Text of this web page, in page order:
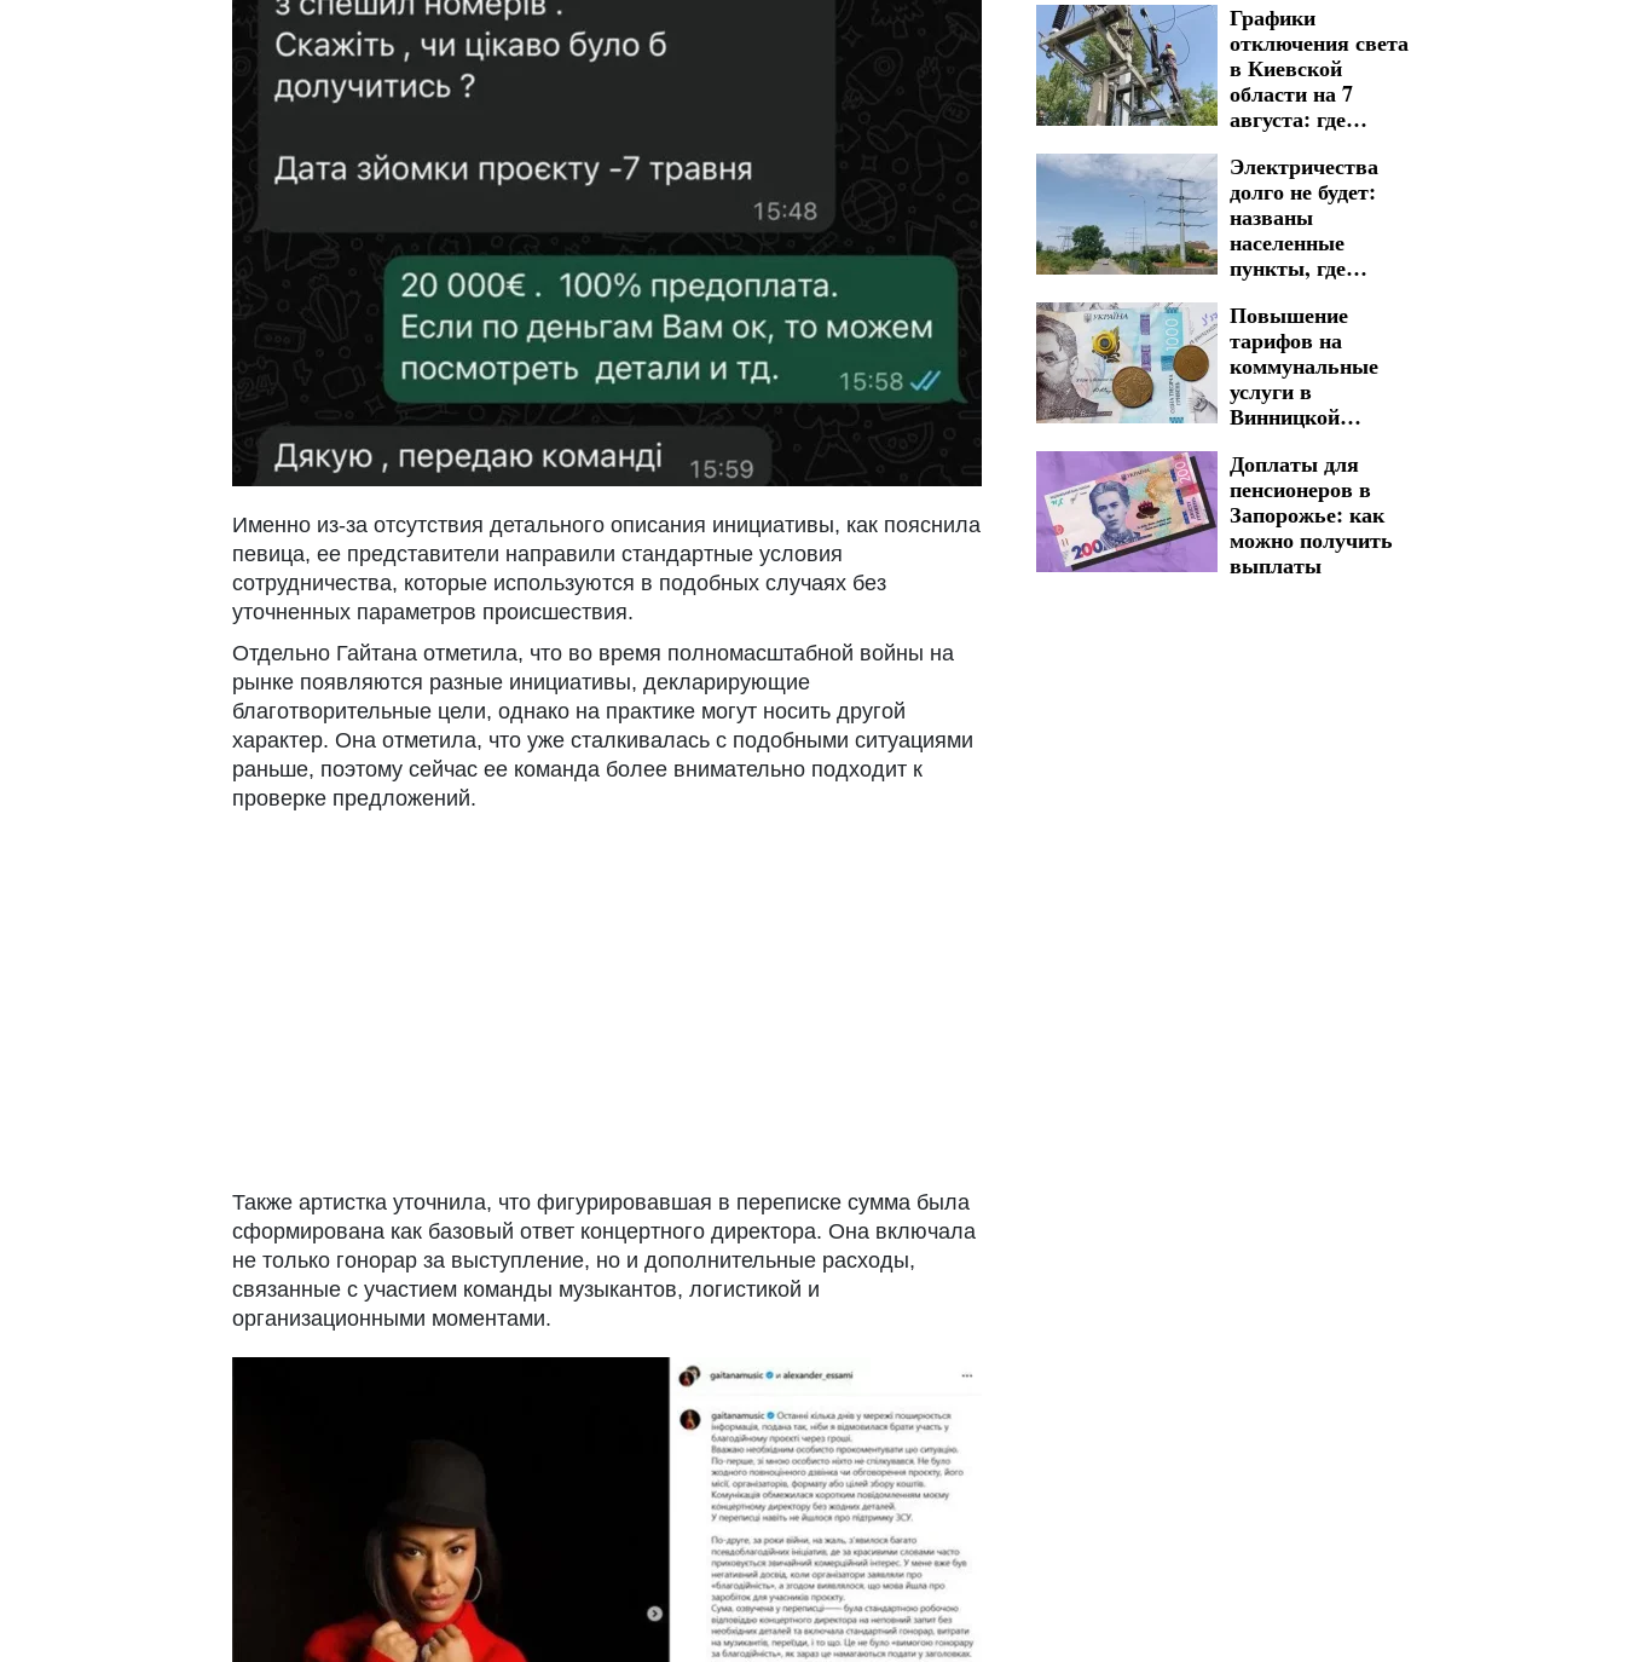
Именно из-за отсутствия детального описания инициативы, как пояснила
певица, ее представители направили стандартные условия
сотрудничества, которые используются в подобных случаях без
уточненных параметров происшествия.
Отдельно Гайтана отметила, что во время полномасштабной войны на
рынке появляются разные инициативы, декларирующие
благотворительные цели, однако на практике могут носить другой
характер. Она отметила, что уже сталкивалась с подобными ситуациями
раньше, поэтому сейчас ее команда более внимательно подходит к
проверке предложений.
Также артистка уточнила, что фигурировавшая в переписке сумма была
сформирована как базовый ответ концертного директора. Она включала
не только гонорар за выступление, но и дополнительные расходы,
связанные с участием команды музыкантов, логистикой и
организационными моментами.
Графики
отключения света
в Киевской
области на 7
августа: где
готовыми к
длительным
неудобствам
Электричества
долго не будет:
названы
населенные
пункты, где
отключения света
в Кировоградской
области на 7
августа
Повышение
тарифов на
коммунальные
услуги в
Винницкой
могут взлететь
почти в два раза
Доплаты для
пенсионеров в
Запорожье: как
можно получить
выплаты